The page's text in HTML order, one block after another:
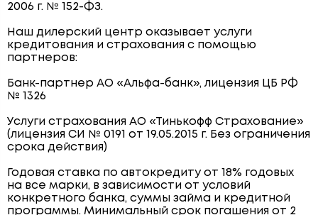
2006 г. № 152-ФЗ.
Наш дилерский центр оказывает услуги
кредитования и страхования с помощью
партнеров:
Банк-партнер АО «Альфа-банк», лицензия ЦБ РФ
№ 1326
Услуги страхования АО «Тинькофф Страхование»
(лицензия СИ № 0191 от 19.05.2015 г. Без ограничения
срока действия)
Годовая ставка по автокредиту от 18% годовых
на все марки, в зависимости от условий
конкретного банка, суммы займа и кредитной
программы. Минимальный срок погашения от 2